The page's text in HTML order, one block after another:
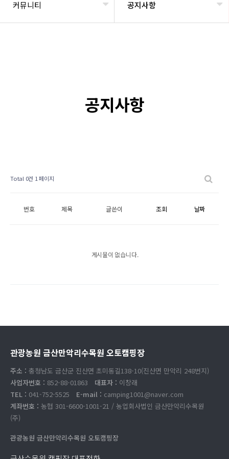
커뮤니티 공지사항
공지사항
Total 0건 1 페이지
번호 제목 글쓴이 조회 날짜
게시물이 없습니다.
관광농원 금산만악리수목원 오토캠핑장
주소 : 충청남도 금산군 진산면 초미동길138-10(진산면 만악리 248번지)
사업자번호 : 852-88-01863 대표자 : 이창래
TEL : 041-752-5525 E-mail : camping1001@naver.com
계좌번호 : 농협 301-6600-1001-21 / 농업회사법인 금산만악리수목원
(주)
관광농원 금산만악리수목원 오토캠핑장